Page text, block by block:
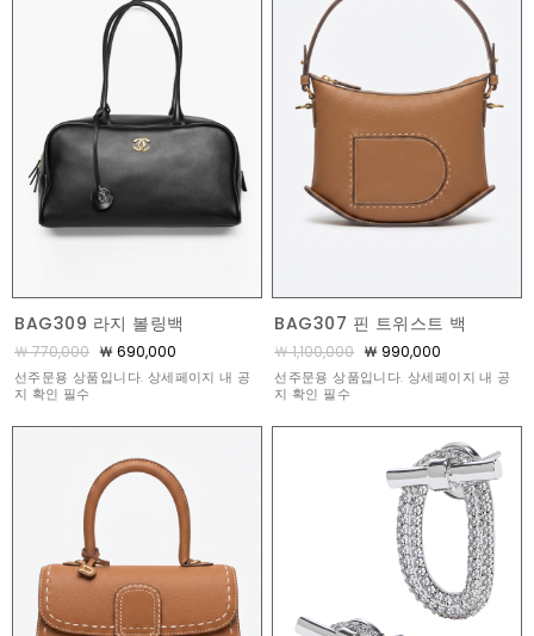
BAG309 라지 볼링백
￦ 770,000 ￦ 690,000
선주문용 상품입니다. 상세페이지 내 공
지 확인 필수
BAG307 핀 트위스트 백
￦ 1,100,000 ￦ 990,000
선주문용 상품입니다. 상세페이지 내 공
지 확인 필수